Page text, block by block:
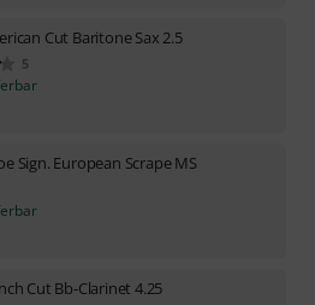
Cut Baritone Sax 2.5
5
Sign. European Scrape MS
Cut Bb-Clarinet 4.25